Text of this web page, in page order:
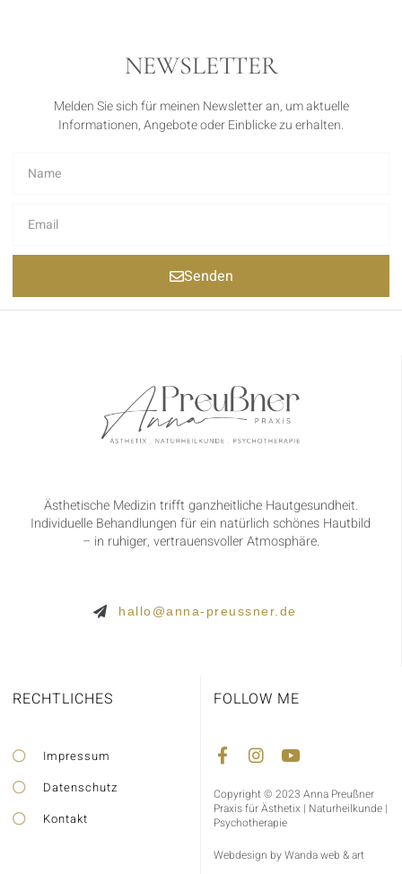
NEWSLETTER
Melden Sie sich für meinen Newsletter an, um aktuelle
Informationen, Angebote oder Einblicke zu erhalten.
Senden
Ästhetische Medizin trifft ganzheitliche Hautgesundheit.
Individuelle Behandlungen für ein natürlich schönes Hautbild
– in ruhiger, vertrauensvoller Atmosphäre.
hallo@anna-preussner.de
RECHTLICHES
Impressum
Datenschutz
Kontakt
FOLLOW ME
Copyright © 2023 Anna Preußner
Praxis für Ästhetix | Naturheilkunde |
Psychotherapie
Webdesign by Wanda web & art